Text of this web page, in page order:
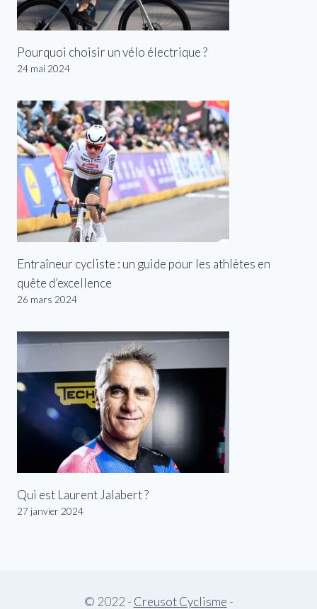
Pourquoi choisir un vélo électrique ?
24 mai 2024
Entraîneur cycliste : un guide pour les athlètes en
quête d’excellence
26 mars 2024
Qui est Laurent Jalabert ?
27 janvier 2024
© 2022 - Creusot Cyclisme -